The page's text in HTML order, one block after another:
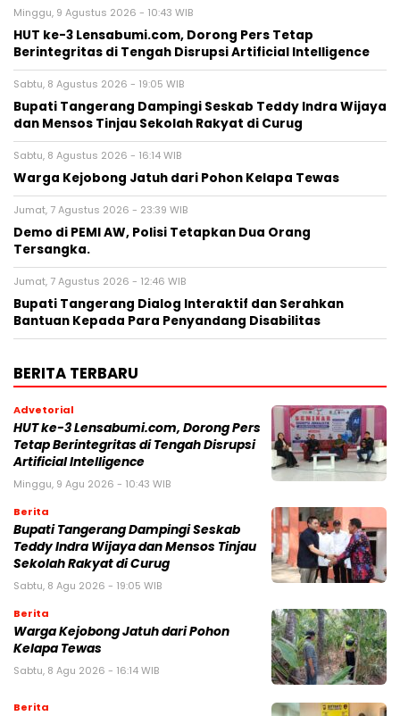
Minggu, 9 Agustus 2026 - 10:43 WIB
HUT ke-3 Lensabumi.com, Dorong Pers Tetap
Berintegritas di Tengah Disrupsi Artificial Intelligence
Sabtu, 8 Agustus 2026 - 19:05 WIB
Bupati Tangerang Dampingi Seskab Teddy Indra Wijaya
dan Mensos Tinjau Sekolah Rakyat di Curug
Sabtu, 8 Agustus 2026 - 16:14 WIB
Warga Kejobong Jatuh dari Pohon Kelapa Tewas
Jumat, 7 Agustus 2026 - 23:39 WIB
Demo di PEMI AW, Polisi Tetapkan Dua Orang
Tersangka.
Jumat, 7 Agustus 2026 - 12:46 WIB
Bupati Tangerang Dialog Interaktif dan Serahkan
Bantuan Kepada Para Penyandang Disabilitas
BERITA TERBARU
Advetorial
HUT ke-3 Lensabumi.com, Dorong Pers
Tetap Berintegritas di Tengah Disrupsi
Artificial Intelligence
Minggu, 9 Agu 2026 - 10:43 WIB
Berita
Bupati Tangerang Dampingi Seskab
Teddy Indra Wijaya dan Mensos Tinjau
Sekolah Rakyat di Curug
Sabtu, 8 Agu 2026 - 19:05 WIB
Berita
Warga Kejobong Jatuh dari Pohon
Kelapa Tewas
Sabtu, 8 Agu 2026 - 16:14 WIB
Berita